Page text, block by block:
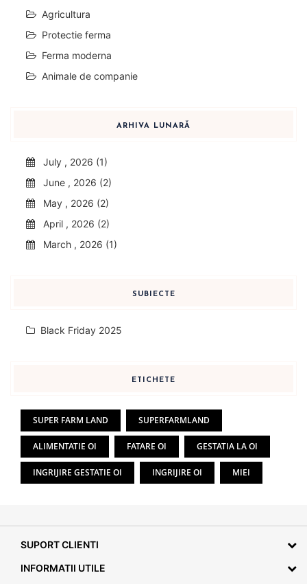
Agricultura
Protectie ferma
Ferma moderna
Animale de companie
ARHIVA LUNARĂ
July , 2026 (1)
June , 2026 (2)
May , 2026 (2)
April , 2026 (2)
March , 2026 (1)
SUBIECTE
Black Friday 2025
ETICHETE
SUPER FARM LAND SUPERFARMLAND
ALIMENTATIE OI FATARE OI GESTATIA LA OI
INGRIJIRE GESTATIE OI INGRIJIRE OI MIEI
SUPORT CLIENTI
INFORMATII UTILE